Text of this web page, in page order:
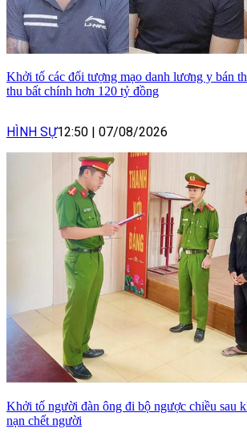
Khởi tố các đối tượng mạo danh lương y bán
thu bất chính hơn 120 tỷ đồng
HÌNH SỰ12:50 07/08/2026
Khởi tố người đàn ông đi bộ ngược chiều sau
nạn chết người